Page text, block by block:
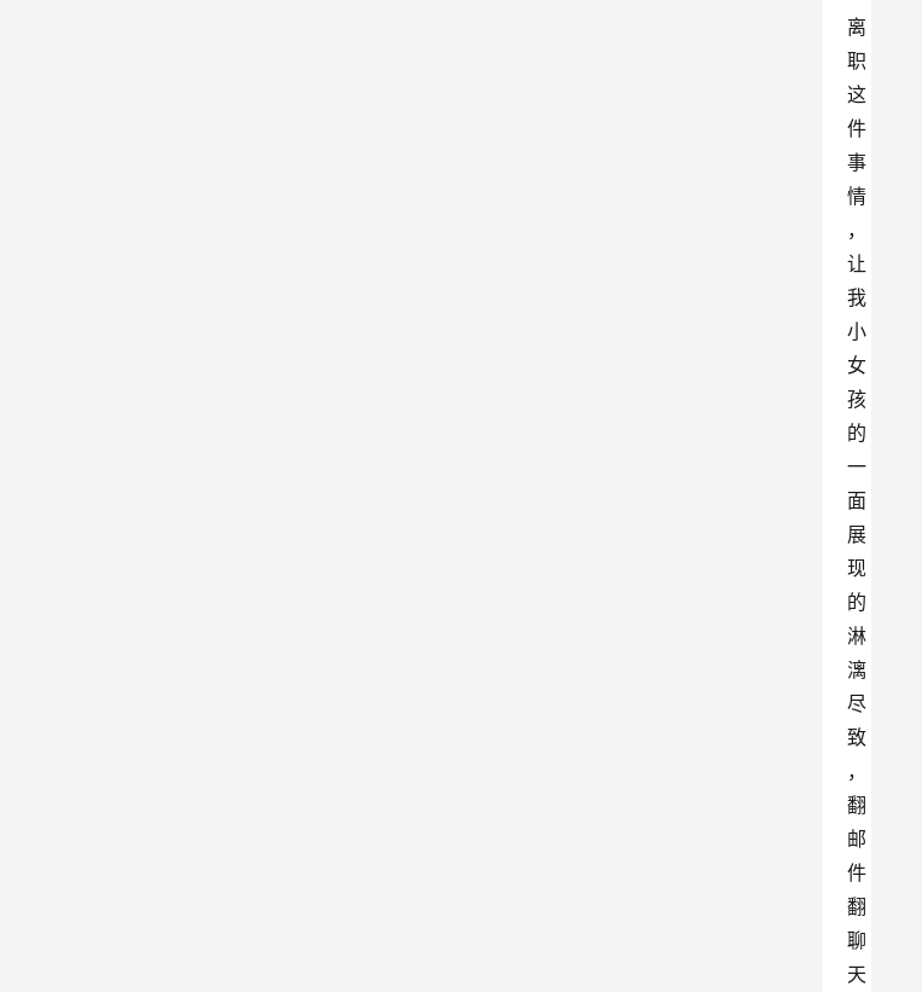
离
职
这
件
事
情
，
让
我
小
女
孩
的
一
面
展
现
的
淋
漓
尽
致
，
翻
邮
件
翻
聊
天